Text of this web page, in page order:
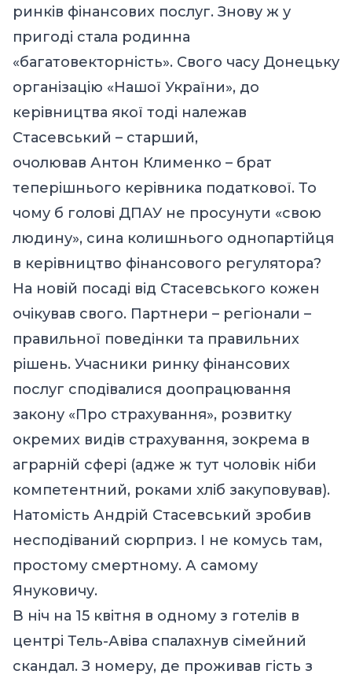
ринків фінансових послуг. Знову ж у
пригоді стала родинна
«багатовекторність». Свого часу Донецьку
організацію «Нашої України», до
керівництва якої тоді належав
Стасевський – старший,
очолював Антон Клименко – брат
теперішнього керівника податкової. То
чому б голові ДПАУ не просунути «свою
людину», сина колишнього однопартійця
в керівництво фінансового регулятора?
На новій посаді від Стасевського кожен
очікував свого. Партнери – регіонали –
правильної поведінки та правильних
рішень. Учасники ринку фінансових
послуг сподівалися доопрацювання
закону «Про страхування», розвитку
окремих видів страхування, зокрема в
аграрній сфері (адже ж тут чоловік ніби
компетентний, роками хліб закуповував).
Натомість Андрій Стасевський зробив
несподіваний сюрприз. І не комусь там,
простому смертному. А самому
Януковичу.
В ніч на 15 квітня в одному з готелів в
центрі Тель-Авіва спалахнув сімейний
скандал. З номеру, де проживав гість з